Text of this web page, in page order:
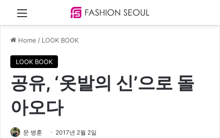
Home / LOOK BOOK
LOOK BOOK
공유, ‘옷발의 신’으로 돌
아오다
문 병훈 2017년 2월 2일